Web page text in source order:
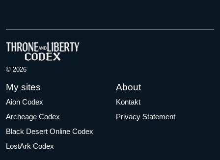
© 2026
My sites
Aion Codex
Archeage Codex
Black Desert Online Codex
LostArk Codex
About
Kontakt
Privacy Statement